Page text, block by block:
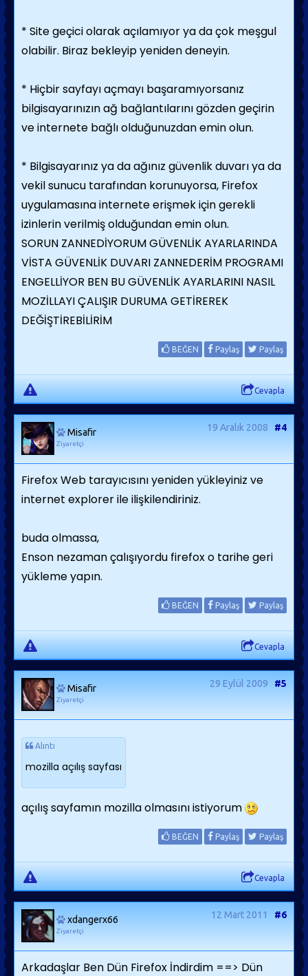
* Site geçici olarak açılamıyor ya da çok meşgul
olabilir. Biraz bekleyip yeniden deneyin.
* Hiçbir sayfayı açmayı başaramıyorsanız
bilgisayarınızın ağ bağlantılarını gözden geçirin
ve internete bağlı olduğunuzdan emin olun.
* Bilgisayarınız ya da ağınız güvenlik duvarı ya da
vekil sunucu tarafından korunuyorsa, Firefox
uygulamasına internete erişmek için gerekli
izinlerin verilmiş olduğundan emin olun.
SORUN ZANNEDİYORUM GÜVENLİK AYARLARINDA
VİSTA GÜVENLİK DUVARI ZANNEDERİM PROGRAMI
ENGELLİYOR BEN BU GÜVENLİK AYARLARINI NASIL
MOZİLLAYI ÇALIŞIR DURUMA GETİREREK
DEĞİŞTİREBİLİRİM
BEĞEN Paylaş Paylaş
Cevapla
Misafir
Ziyaretçi
19 Aralık 2008 #4
Firefox Web tarayıcısını yeniden yükleyiniz ve
internet explorer ile ilişkilendiriniz.
buda olmassa,
Enson nezaman çalışıyordu firefox o tarihe geri
yükleme yapın.
BEĞEN Paylaş Paylaş
Cevapla
Misafir
Ziyaretçi
29 Eylül 2009 #5
Alıntı
mozilla açılış sayfası
açılış sayfamın mozilla olmasını istiyorum
BEĞEN Paylaş Paylaş
Cevapla
xdangerx66
Ziyaretçi
12 Mart 2011 #6
Arkadaşlar Ben Dün Firefox İndirdim ==> Dün